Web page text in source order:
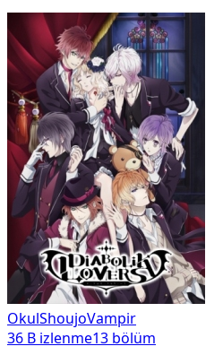
OkulShoujoVampir
36 B izlenme13 bölüm